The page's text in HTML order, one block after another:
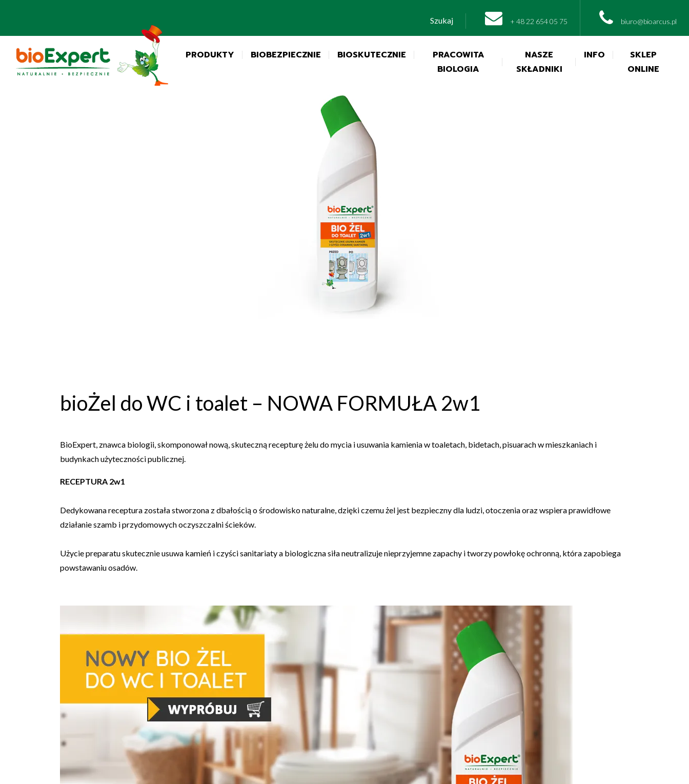
Szukaj + 48 22 654 05 75 biuro@bioarcus.pl
PRODUKTY BIOBEZPIECZNIE BIOSKUTECZNIE
PRACOWITA
BIOLOGIA
NASZE
SKŁADNIKI
INFO
SKLEP
ONLINE
bioŻel do WC i toalet – NOWA FORMUŁA 2w1
BioExpert, znawca biologii, skomponował nową, skuteczną recepturę żelu do mycia i usuwania kamienia w toaletach, bidetach, pisuarach w mieszkaniach i
budynkach użyteczności publicznej.
RECEPTURA 2w1
Dedykowana receptura została stworzona z dbałością o środowisko naturalne, dzięki czemu żel jest bezpieczny dla ludzi, otoczenia oraz wspiera prawidłowe
działanie szamb i przydomowych oczyszczalni ścieków.
Użycie preparatu skutecznie usuwa kamień i czyści sanitariaty a biologiczna siła neutralizuje nieprzyjemne zapachy i tworzy powłokę ochronną, która zapobiega
powstawaniu osadów.